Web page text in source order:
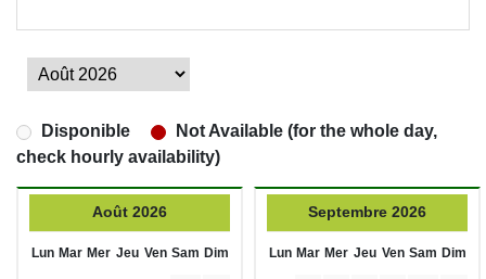
Disponible
Not Available (for the whole day,
check hourly availability)
Août 2026
Lun Mar Mer Jeu Ven Sam Dim
Septembre 2026
Lun Mar Mer Jeu Ven Sam Dim